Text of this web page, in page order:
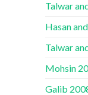
Talwar
Hasan
Talwar
Mohsin
Galib